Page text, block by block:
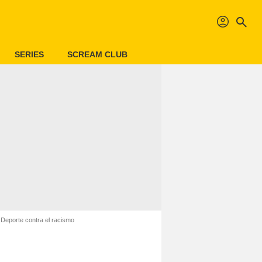
profil search
SERIES SCREAM CLUB
contra el racismo